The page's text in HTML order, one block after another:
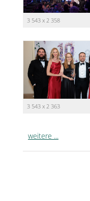
3 543 x 2 358
3 543 x 2 363
weitere ...